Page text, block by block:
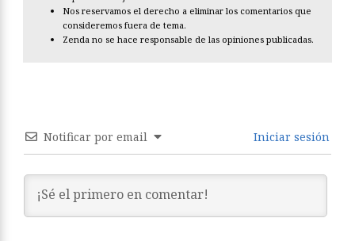
Nos reservamos el derecho a eliminar los comentarios que
consideremos fuera de tema.
Zenda no se hace responsable de las opiniones publicadas.
Notificar por email Iniciar sesión